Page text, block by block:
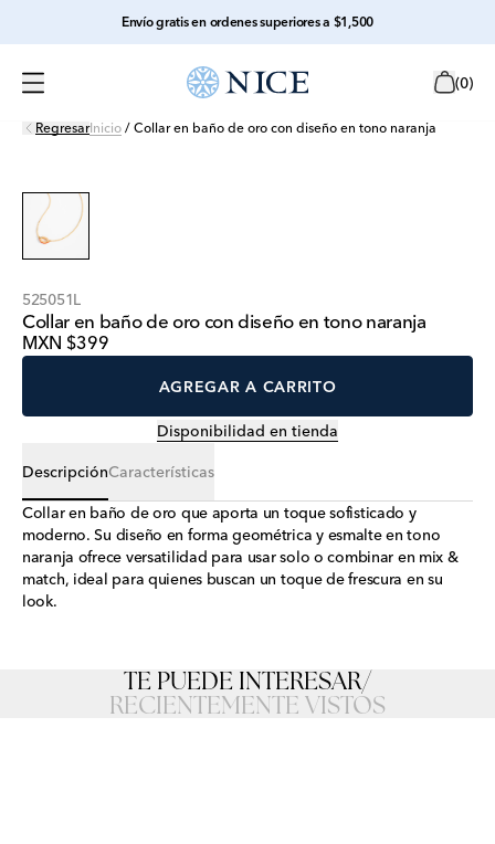
Envío gratis en ordenes superiores a $1,500
(0)
RegresarInicio / Collar en baño de oro con diseño en tono naranja
525051L
Collar en baño de oro con diseño en tono naranja
MXN $399
AGREGAR A CARRITO
Disponibilidad en tienda
DescripciónCaracterísticas
Collar en baño de oro que aporta un toque sofisticado y
moderno. Su diseño en forma geométrica y esmalte en tono
naranja ofrece versatilidad para usar solo o combinar en mix &
match, ideal para quienes buscan un toque de frescura en su
look.
TE PUEDE INTERESAR/
RECIENTEMENTE VISTOS